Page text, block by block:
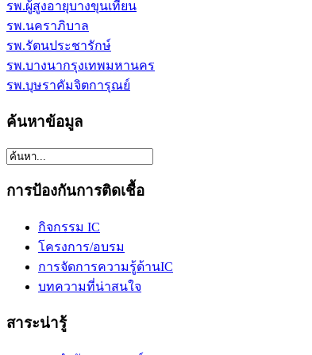
รพ.ผู้สูงอายุบางขุนเทียน
รพ.นคราภิบาล
รพ.รัตนประชารักษ์
รพ.บางนากรุงเทพมหานคร
รพ.บุษราคัมจิตการุณย์
ค้นหาข้อมูล
การป้องกันการติดเชื้อ
กิจกรรม IC
โครงการ/อบรม
การจัดการความรู้ด้านIC
บทความที่น่าสนใจ
สาระน่ารู้